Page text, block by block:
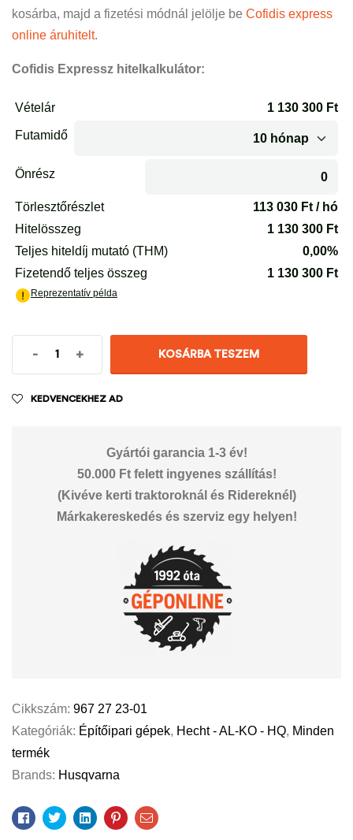
kosárba, majd a fizetési módnál jelölje be Cofidis express
online áruhitelt.
Cofidis Expressz hitelkalkulátor:
- + KOSÁRBA TESZEM
KEDVENCEKHEZ AD
Gyártói garancia 1-3 év!
50.000 Ft felett ingyenes szállítás!
(Kivéve kerti traktoroknál és Ridereknél)
Márkakereskedés és szerviz egy helyen!
Cikkszám: 967 27 23-01
Kategóriák: Építőipari gépek, Hecht - AL-KO - HQ, Minden
termék
Brands: Husqvarna
Facebook
TwitterLinkedinPinterestEmail